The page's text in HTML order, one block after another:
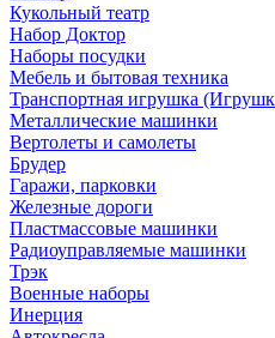
Кукольный театр
Набор Доктор
Наборы посудки
Мебель и бытовая техника
Транспортная игрушка
Металлические машинки
Вертолеты и самолеты
Брудер
Гаражи, парковки
Железные дороги
Пластмассовые машинки
Радиоуправляемые машинки
Трэк
Военные наборы
Инерция